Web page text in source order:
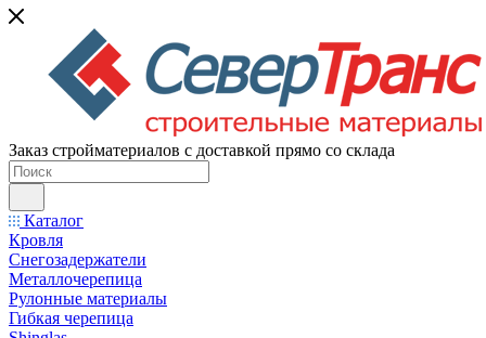
Заказ стройматериалов с доставкой прямо со склада
Каталог
Кровля
Снегозадержатели
Металлочерепица
Рулонные материалы
Гибкая черепица